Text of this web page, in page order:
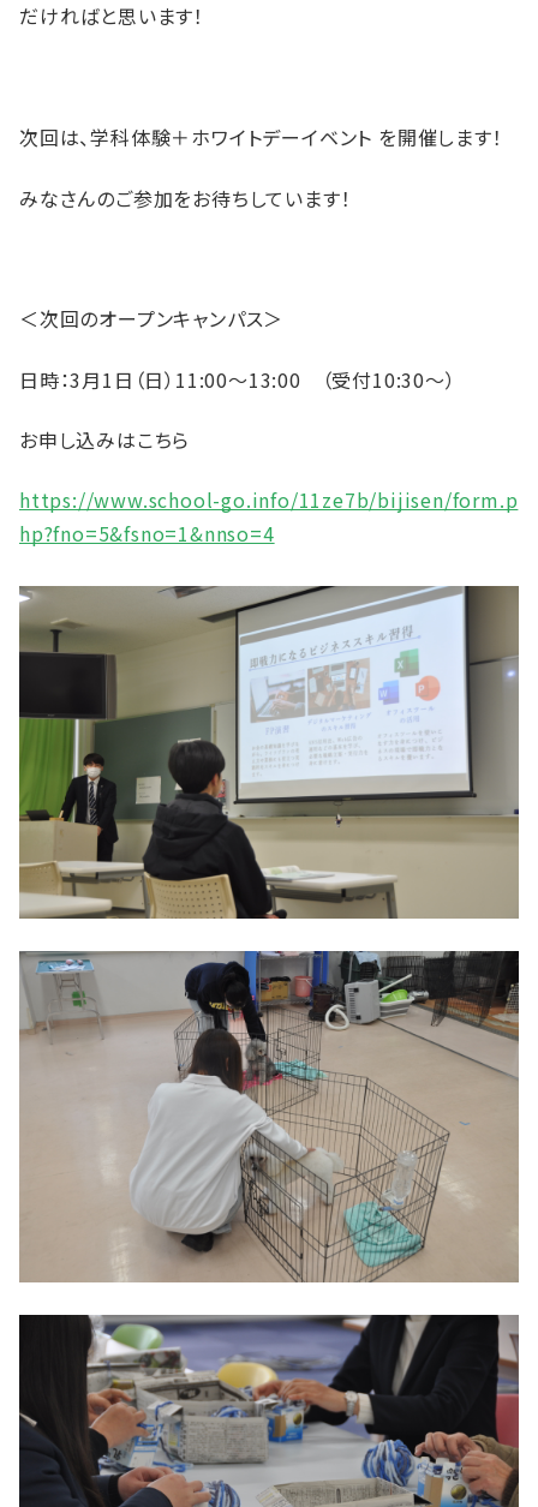
だければと思います！
次回は、学科体験＋ホワイトデーイベント を開催します！
みなさんのご参加をお待ちしています！
＜次回のオープンキャンパス＞
日時：3月1日（日）11:00～13:00 （受付10:30～）
お申し込みはこちら
https://www.school-go.info/11ze7b/bijisen/form.p
hp?fno=5&fsno=1&nnso=4